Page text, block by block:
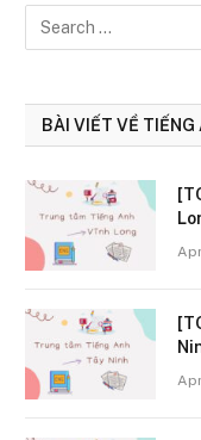
BÀI VIẾT VỀ TIẾNG